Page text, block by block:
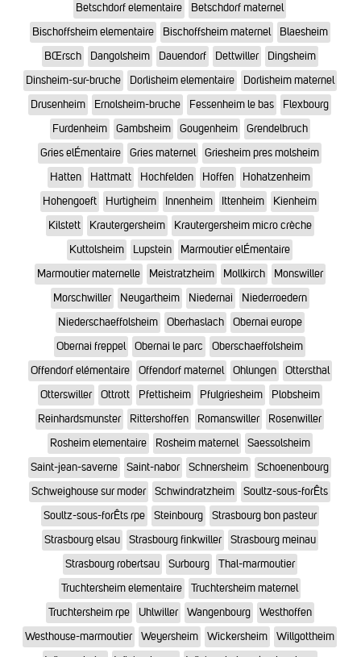
Betschdorf elementaire
Betschdorf maternel
Bischoffsheim elementaire
Bischoffsheim maternel
Blaesheim
BŒrsch
Dangolsheim Dauendorf Dettwiller
Dingsheim
Dinsheim-sur-bruche
Dorlisheim elementaire
Dorlisheim maternel
Drusenheim
Ernolsheim-bruche Fessenheim le bas
Flexbourg
Furdenheim
Gambsheim Gougenheim
Grendelbruch
Gries elÉmentaire
Gries maternel
Griesheim pres molsheim
Hatten
Hattmatt Hochfelden Hoffen
Hohatzenheim
Hohengoeft
Hurtigheim Innenheim Ittenheim
Kienheim
Kilstett
Krautergersheim
Krautergersheim micro crèche
Kuttolsheim
Lupstein
Marmoutier elÉmentaire
Marmoutier maternelle
Meistratzheim Mollkirch
Monswiller
Morschwiller
Neugartheim Niedernai
Niederroedern
Niederschaeffolsheim
Oberhaslach
Obernai europe
Obernai freppel
Obernai le parc
Oberschaeffolsheim
Offendorf elémentaire
Offendorf maternel Ohlungen
Ottersthal
Otterswiller
Ottrott Pfettisheim Pfulgriesheim
Plobsheim
Reinhardsmunster
Rittershoffen Romanswiller
Rosenwiller
Rosheim elementaire
Rosheim maternel
Saessolsheim
Saint-jean-saverne
Saint-nabor Schnersheim
Schoenenbourg
Schweighouse sur moder
Schwindratzheim
Soultz-sous-forÊts
Soultz-sous-forÊts rpe
Steinbourg
Strasbourg bon pasteur
Strasbourg elsau
Strasbourg finkwiller
Strasbourg meinau
Strasbourg robertsau
Surbourg
Thal-marmoutier
Truchtersheim elementaire
Truchtersheim maternel
Truchtersheim rpe
Uhlwiller Wangenbourg
Westhoffen
Westhouse-marmoutier
Weyersheim Wickersheim
Willgottheim